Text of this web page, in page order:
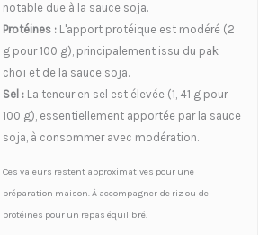
notable due à la sauce soja.
Protéines : L'apport protéique est modéré (2
g pour 100 g), principalement issu du pak
choï et de la sauce soja.
Sel : La teneur en sel est élevée (1, 41 g pour
100 g), essentiellement apportée par la sauce
soja, à consommer avec modération.
Ces valeurs restent approximatives pour une
préparation maison. À accompagner de riz ou de
protéines pour un repas équilibré.